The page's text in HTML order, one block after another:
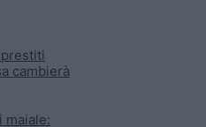
cambierà
maiale: